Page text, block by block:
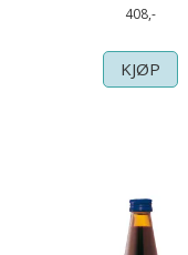
408,-
KJØP